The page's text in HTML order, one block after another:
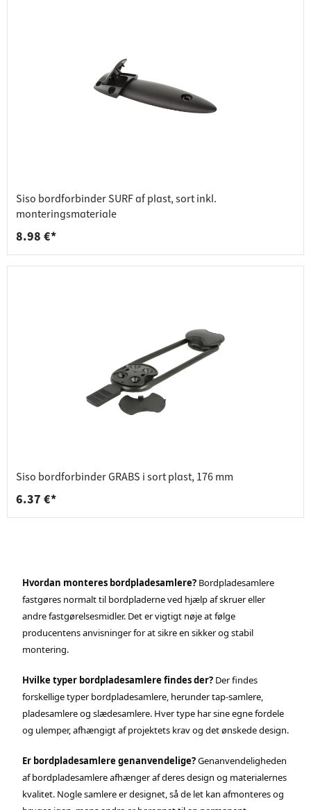
Siso bordforbinder SURF af plast, sort inkl.
monteringsmateriale
8.98 €*
Siso bordforbinder GRABS i sort plast, 176 mm
6.37 €*
Hvordan monteres bordpladesamlere? Bordpladesamlere
fastgøres normalt til bordpladerne ved hjælp af skruer eller
andre fastgørelsesmidler. Det er vigtigt nøje at følge
producentens anvisninger for at sikre en sikker og stabil
montering.
Hvilke typer bordpladesamlere findes der? Der findes
forskellige typer bordpladesamlere, herunder tap-samlere,
pladesamlere og slædesamlere. Hver type har sine egne fordele
og ulemper, afhængigt af projektets krav og det ønskede design.
Er bordpladesamlere genanvendelige?Genanvendeligheden
af bordpladesamlere afhænger af deres design og materialernes
kvalitet. Nogle samlere er designet, så de let kan afmonteres og